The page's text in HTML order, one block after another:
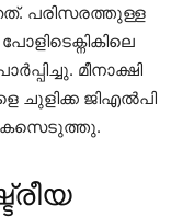
പരിസരത്തുള്ള
മീനാക്ഷി
ചുളിക്ക ജിഎൽപി
കേസെടുത്തു.